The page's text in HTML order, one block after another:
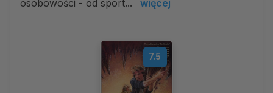
osobowości - od sport...
więcej
7.5